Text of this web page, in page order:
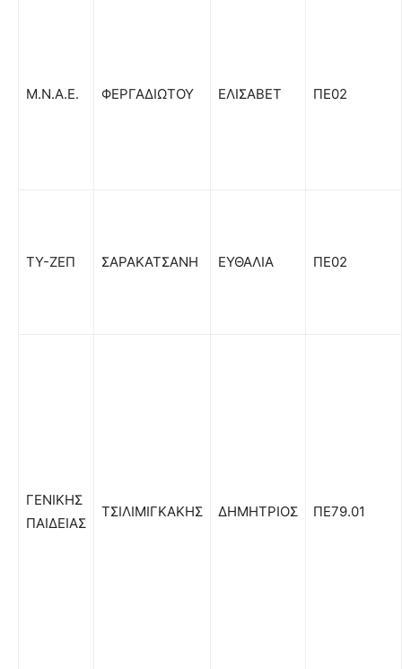
Μ.Ν.Α.Ε. ΦΕΡΓΑΔΙΩΤΟΥ ΕΛΙΣΑΒΕΤ ΠΕ02
ΤΥ-ΖΕΠ ΣΑΡΑΚΑΤΣΑΝΗ ΕΥΘΑΛΙΑ ΠΕ02
ΓΕΝΙΚΗΣ
ΠΑΙΔΕΙΑΣ
ΤΣΙΛΙΜΙΓΚΑΚΗΣ ΔΗΜΗΤΡΙΟΣ ΠΕ79.01